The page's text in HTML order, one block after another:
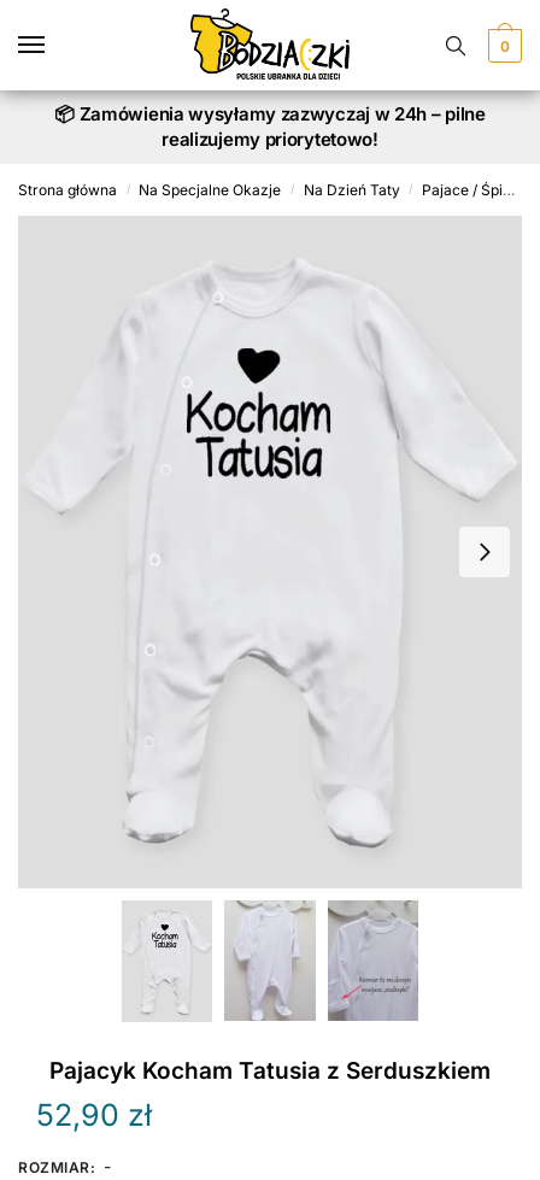
0
📦 Zamówienia wysyłamy zazwyczaj w 24h – pilne
realizujemy priorytetowo!
Strona główna / Na Specjalne Okazje / Na Dzień Taty / Pajace / Śpioszki
Pajacyk Kocham Tatusia z Serduszkiem
52,90 zł
ROZMIAR: -